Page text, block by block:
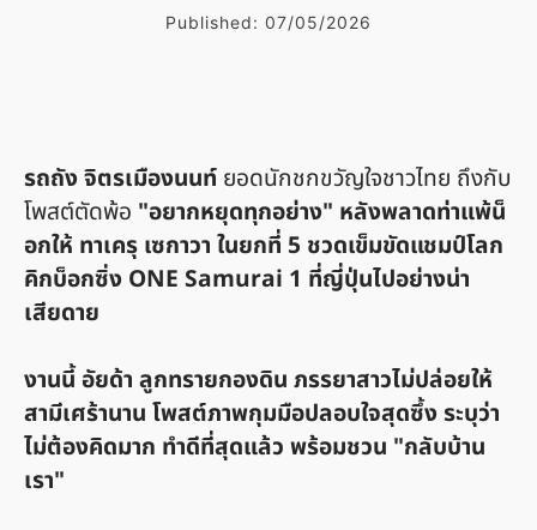
Published: 07/05/2026
รถถัง จิตรเมืองนนท์ ยอดนักชกขวัญใจชาวไทย ถึงกับ
โพสต์ตัดพ้อ "อยากหยุดทุกอย่าง" หลังพลาดท่าแพ้น็
อกให้ ทาเครุ เซกาวา ในยกที่ 5 ชวดเข็มขัดแชมป์โลก
คิกบ็อกซิ่ง ONE Samurai 1 ที่ญี่ปุ่นไปอย่างน่า
เสียดาย
งานนี้ อัยด้า ลูกทรายกองดิน ภรรยาสาวไม่ปล่อยให้
สามีเศร้านาน โพสต์ภาพกุมมือปลอบใจสุดซึ้ง ระบุว่า
ไม่ต้องคิดมาก ทำดีที่สุดแล้ว พร้อมชวน "กลับบ้าน
เรา"